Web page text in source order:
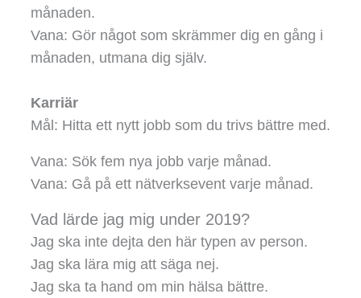
månaden.
Vana: Gör något som skrämmer dig en gång i
månaden, utmana dig själv.
Karriär
Mål: Hitta ett nytt jobb som du trivs bättre med.
Vana: Sök fem nya jobb varje månad.
Vana: Gå på ett nätverksevent varje månad.
Vad lärde jag mig under 2019?
Jag ska inte dejta den här typen av person.
Jag ska lära mig att säga nej.
Jag ska ta hand om min hälsa bättre.